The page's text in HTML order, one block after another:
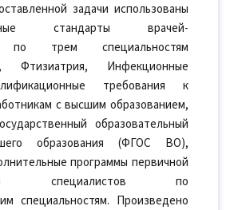
задачи использованы
стандарты врачей-
по трем специальностям
Фтизиатрия, Инфекционные
требования к
с высшим образованием,
образовательный
образования (ФГОС ВО),
программы первичной
специалистов по
специальностям. Произведено